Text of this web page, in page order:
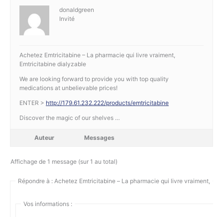
donaldgreen
Invité
Achetez Emtricitabine – La pharmacie qui livre vraiment,
Emtricitabine dialyzable
We are looking forward to provide you with top quality
medications at unbelievable prices!
ENTER > http://179.61.232.222/products/emtricitabine
Discover the magic of our shelves …
Auteur Messages
Affichage de 1 message (sur 1 au total)
Répondre à : Achetez Emtricitabine – La pharmacie qui livre vraiment,
Vos informations :